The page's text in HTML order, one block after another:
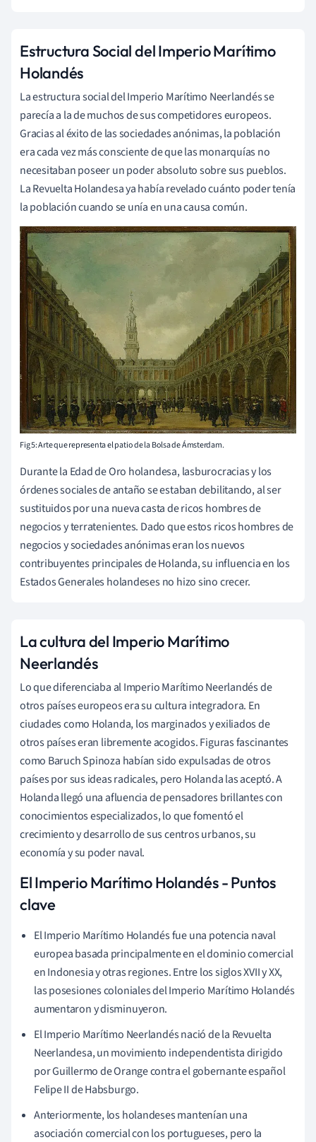
Estructura Social del Imperio Marítimo
Holandés
La estructura social del Imperio Marítimo Neerlandés se
parecía a la de muchos de sus competidores europeos.
Gracias al éxito de las sociedades anónimas, la población
era cada vez más consciente de que las monarquías no
necesitaban poseer un poder absoluto sobre sus pueblos.
La Revuelta Holandesa ya había revelado cuánto poder tenía
la población cuando se unía en una causa común.
Fig 5: Arte que representa el patio de la Bolsa de Ámsterdam.
Durante la Edad de Oro holandesa, lasburocraciasy los
órdenes sociales de antaño se estaban debilitando, al ser
sustituidos por una nueva casta de ricos hombres de
negocios y terratenientes. Dado que estos ricos hombres de
negocios y sociedades anónimas eran los nuevos
contribuyentes principales de Holanda, su influencia en los
Estados Generales holandeses no hizo sino crecer.
La cultura del Imperio Marítimo
Neerlandés
Lo que diferenciaba al Imperio Marítimo Neerlandés de
otros países europeos era su cultura integradora. En
ciudades como Holanda, los marginados y exiliados de
otros países eran libremente acogidos. Figuras fascinantes
como Baruch Spinoza habían sido expulsadas de otros
países por sus ideas radicales, pero Holanda las aceptó. A
Holanda llegó una afluencia de pensadores brillantes con
conocimientos especializados, lo que fomentó el
crecimiento y desarrollo de sus centros urbanos, su
economía y su poder naval.
El Imperio Marítimo Holandés - Puntos
clave
El Imperio Marítimo Holandés fue una potencia naval
europea basada principalmente en el dominio comercial
en Indonesia y otras regiones. Entre los siglos XVII y XX,
las posesiones coloniales del Imperio Marítimo Holandés
aumentaron y disminuyeron.
El Imperio Marítimo Neerlandés nació de la Revuelta
Neerlandesa, un movimiento independentista dirigido
por Guillermo de Orange contra el gobernante español
Felipe II de Habsburgo.
Anteriormente, los holandeses mantenían una
asociación comercial con los portugueses, pero la